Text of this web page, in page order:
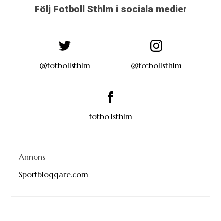
Följ Fotboll Sthlm i sociala medier
@fotbollsthlm @fotbollsthlm
fotbollsthlm
Annons
Sportbloggare.com